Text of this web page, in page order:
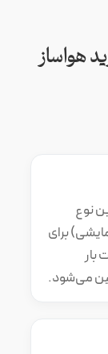
هواساز
نوع
برای
می‌شود.